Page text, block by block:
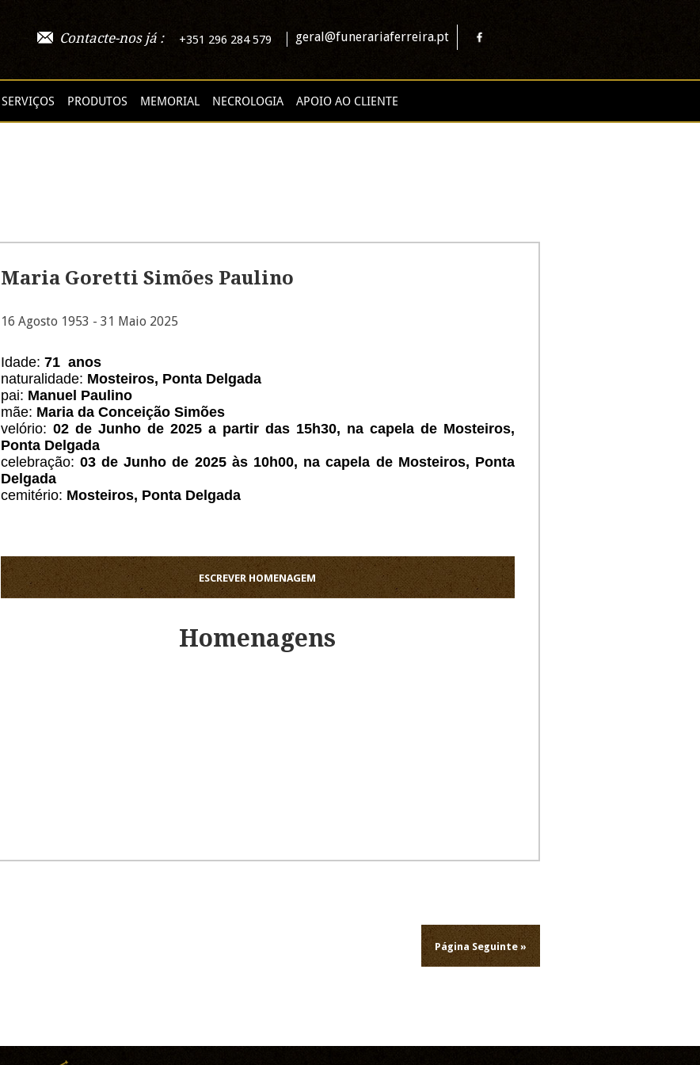
Contacte-nos já : +351 296 284 579 geral@funerariaferreira.pt
SERVIÇOS PRODUTOS MEMORIAL NECROLOGIA APOIO AO CLIENTE
Maria Goretti Simões Paulino
16 Agosto 1953 - 31 Maio 2025
Idade: 71 anos
naturalidade: Mosteiros, Ponta Delgada
pai: Manuel Paulino
mãe: Maria da Conceição Simões
velório: 02 de Junho de 2025 a partir das 15h30, na capela de Mosteiros,
Ponta Delgada
celebração: 03 de Junho de 2025 às 10h00, na capela de Mosteiros, Ponta
Delgada
cemitério: Mosteiros, Ponta Delgada
ESCREVER HOMENAGEM
Homenagens
Página Seguinte »